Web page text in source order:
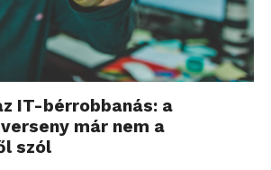
IT-bérrobbanás: a
már nem a
szól